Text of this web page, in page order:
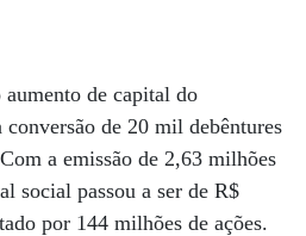
de capital do
de 20 mil debêntures
a emissão de 2,63 milhões
social passou a ser de R$
por 144 milhões de ações.